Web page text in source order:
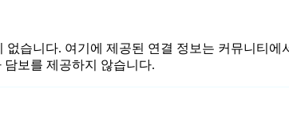
없습니다. 여기에 제공된 연결 정보는 커뮤니티
보를 제공하지 않습니다.